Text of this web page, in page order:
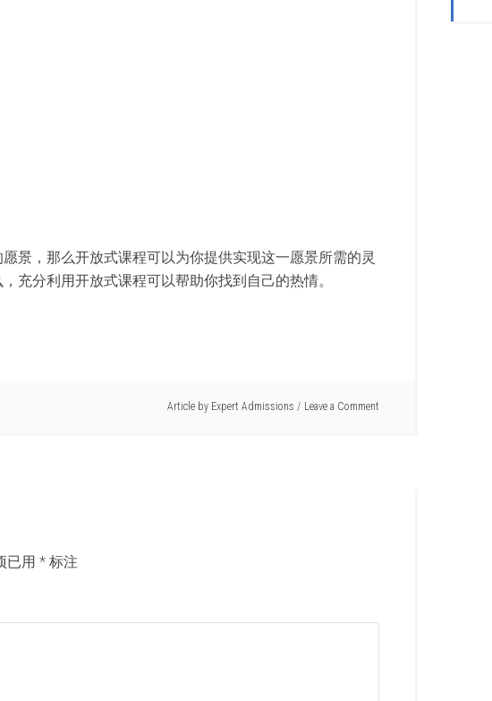
景，那么开放式课程可以为你提供实现这一愿景所需的灵
充分利用开放式课程可以帮助你找到自己的热情。
Article by Expert Admissions Leave a Comment
已用 * 标注